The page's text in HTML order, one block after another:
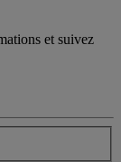
et suivez